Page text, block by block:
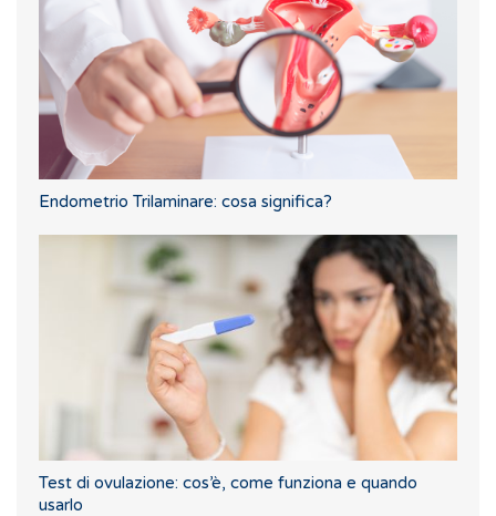
Endometrio Trilaminare: cosa significa?
Test di ovulazione: cos’è, come funziona e quando
usarlo